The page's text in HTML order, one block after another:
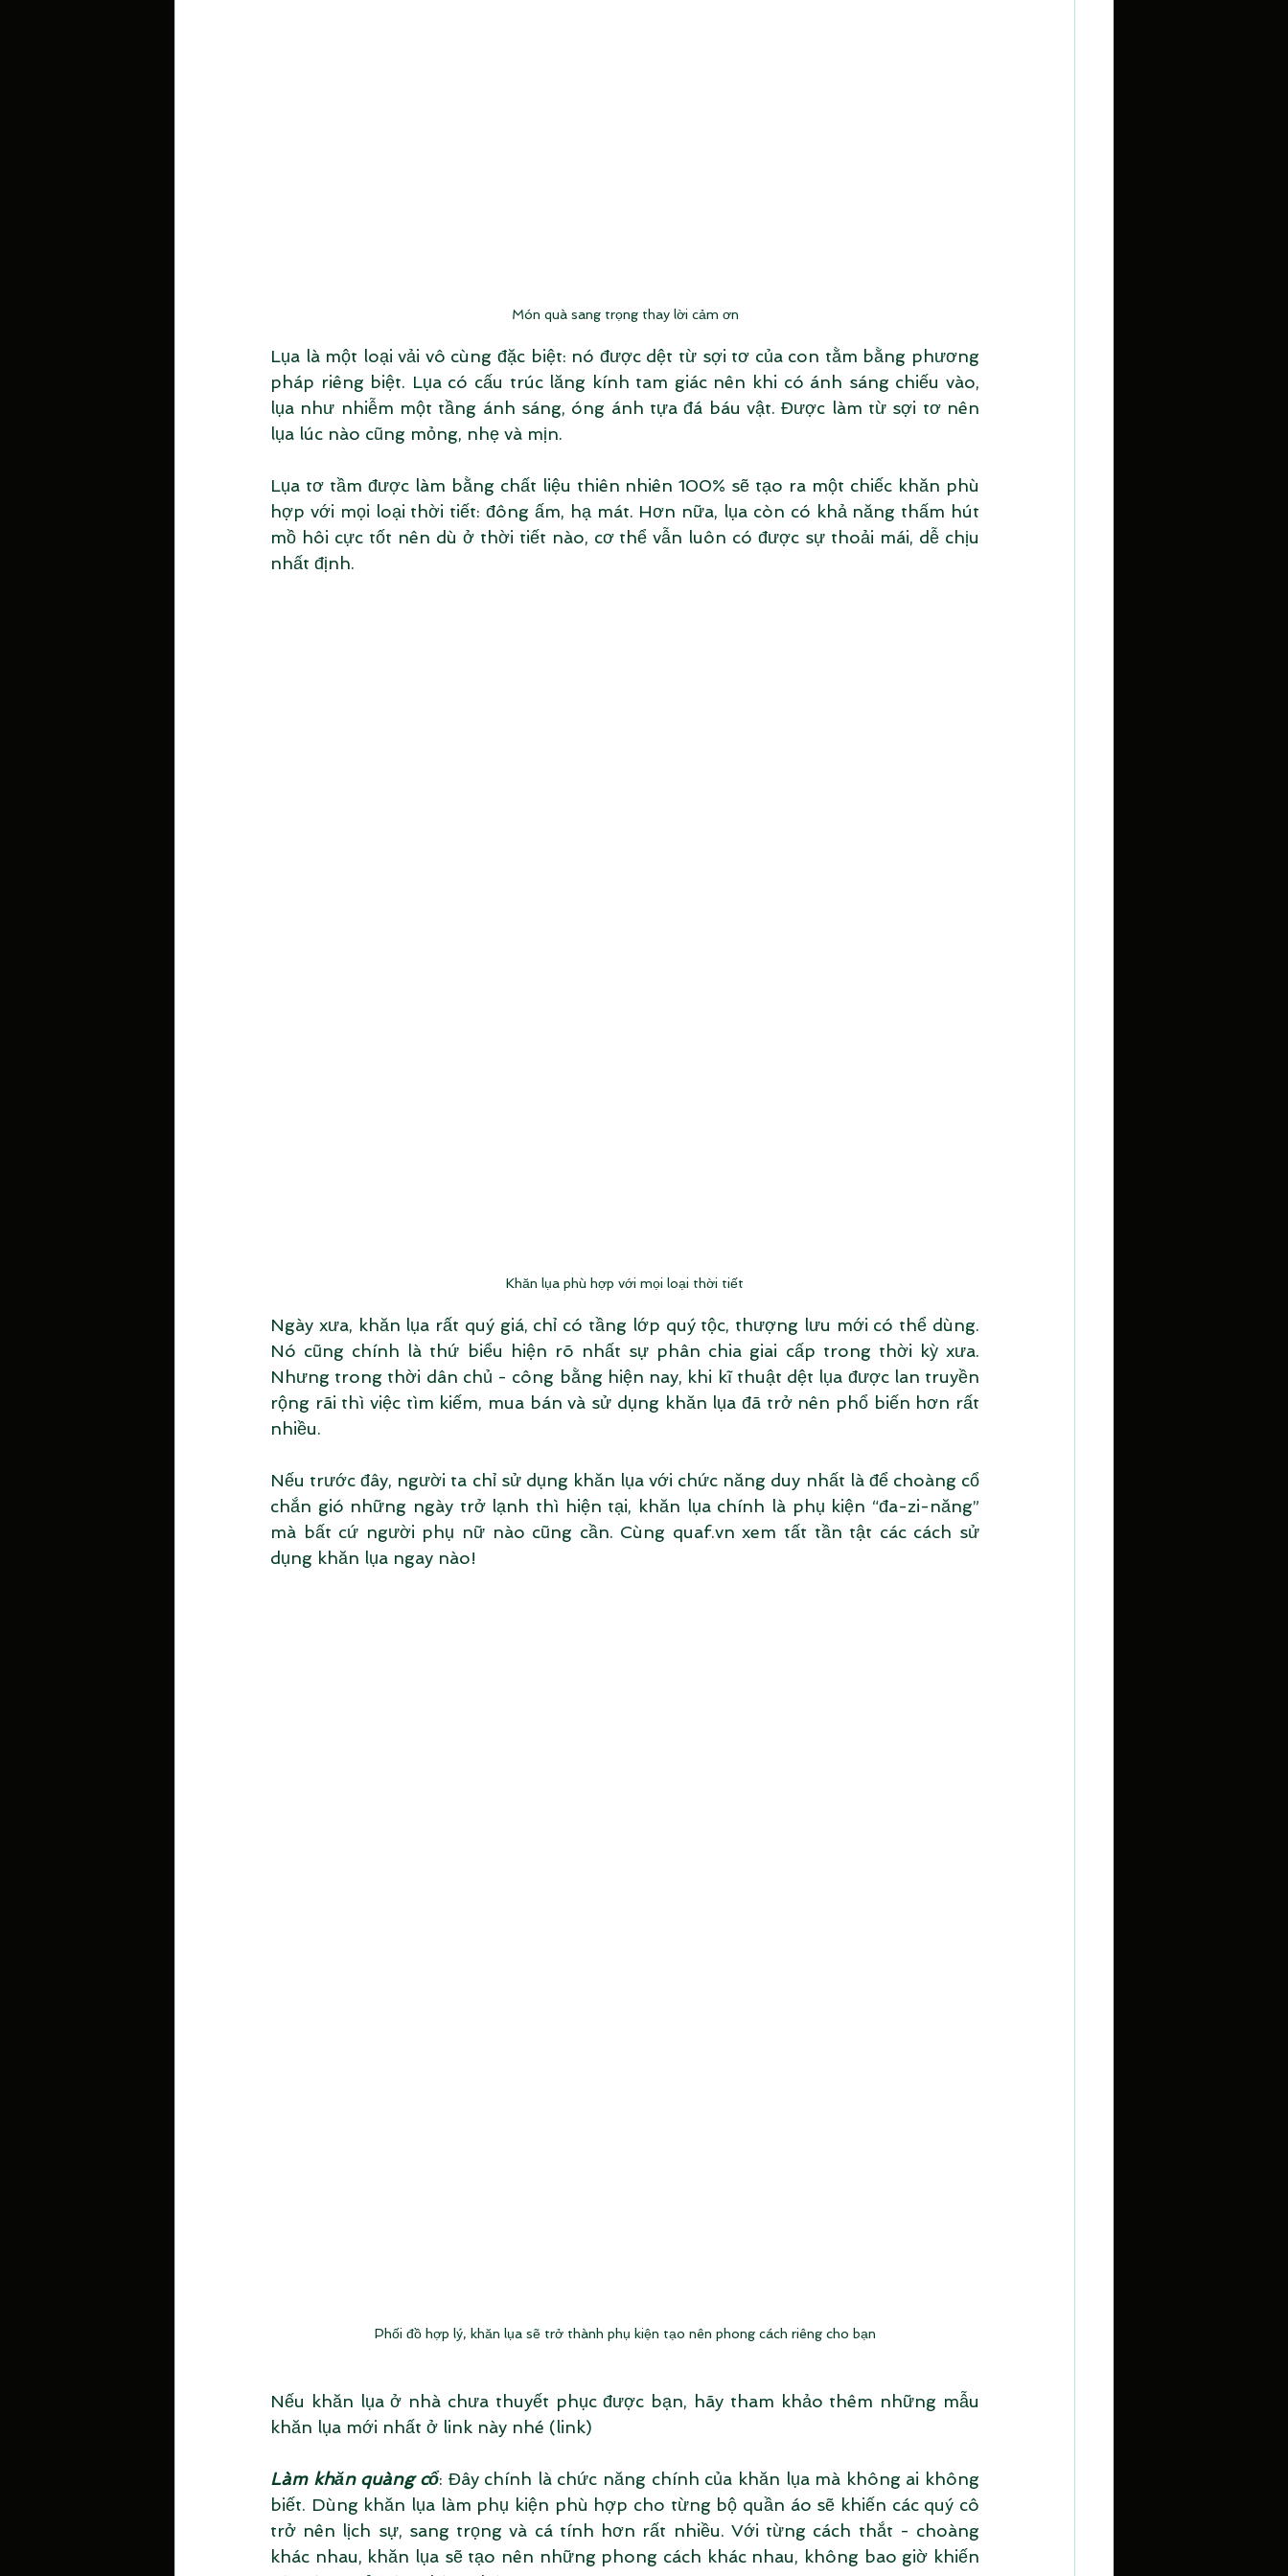
Món quà sang trọng thay lời cảm ơn
Lụa là một loại vải vô cùng đặc biệt: nó được dệt từ sợi tơ của con tằm bằng phương
pháp riêng biệt. Lụa có cấu trúc lăng kính tam giác nên khi có ánh sáng chiếu vào,
lụa như nhiễm một tầng ánh sáng, óng ánh tựa đá báu vật. Được làm từ sợi tơ nên
lụa lúc nào cũng mỏng, nhẹ và mịn.
Lụa tơ tầm được làm bằng chất liệu thiên nhiên 100% sẽ tạo ra một chiếc khăn phù
hợp với mọi loại thời tiết: đông ấm, hạ mát. Hơn nữa, lụa còn có khả năng thấm hút
mồ hôi cực tốt nên dù ở thời tiết nào, cơ thể vẫn luôn có được sự thoải mái, dễ chịu
nhất định.
Khăn lụa phù hợp với mọi loại thời tiết
Ngày xưa, khăn lụa rất quý giá, chỉ có tầng lớp quý tộc, thượng lưu mới có thể dùng.
Nó cũng chính là thứ biểu hiện rõ nhất sự phân chia giai cấp trong thời kỳ xưa.
Nhưng trong thời dân chủ - công bằng hiện nay, khi kĩ thuật dệt lụa được lan truyền
rộng rãi thì việc tìm kiếm, mua bán và sử dụng khăn lụa đã trở nên phổ biến hơn rất
nhiều.
Nếu trước đây, người ta chỉ sử dụng khăn lụa với chức năng duy nhất là để choàng cổ
chắn gió những ngày trở lạnh thì hiện tại, khăn lụa chính là phụ kiện “đa-zi-năng”
mà bất cứ người phụ nữ nào cũng cần. Cùng quaf.vn xem tất tần tật các cách sử
dụng khăn lụa ngay nào!
Phối đồ hợp lý, khăn lụa sẽ trở thành phụ kiện tạo nên phong cách riêng cho bạn
Nếu khăn lụa ở nhà chưa thuyết phục được bạn, hãy tham khảo thêm những mẫu
khăn lụa mới nhất ở link này nhé (link)
Làm khăn quàng cổ: Đây chính là chức năng chính của khăn lụa mà không ai không
biết. Dùng khăn lụa làm phụ kiện phù hợp cho từng bộ quần áo sẽ khiến các quý cô
trở nên lịch sự, sang trọng và cá tính hơn rất nhiều. Với từng cách thắt - choàng
khác nhau, khăn lụa sẽ tạo nên những phong cách khác nhau, không bao giờ khiến